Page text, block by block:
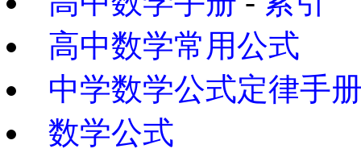
高中数学常用公式
中学数学公式定律手
数学公式